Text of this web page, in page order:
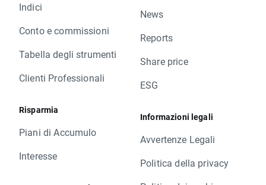
Indici
Conto e commissioni
Tabella degli strumenti
Clienti Professionali
Risparmia
Piani di Accumulo
Interesse
News
Reports
Share price
ESG
Informazioni legali
Avvertenze Legali
Politica della privacy